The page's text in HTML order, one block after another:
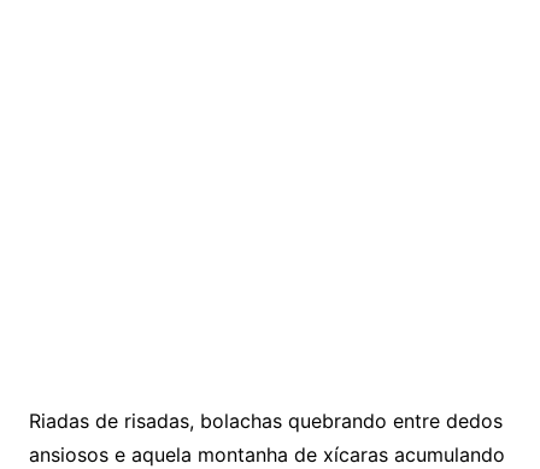
Riadas de risadas, bolachas quebrando entre dedos
ansiosos e aquela montanha de xícaras acumulando